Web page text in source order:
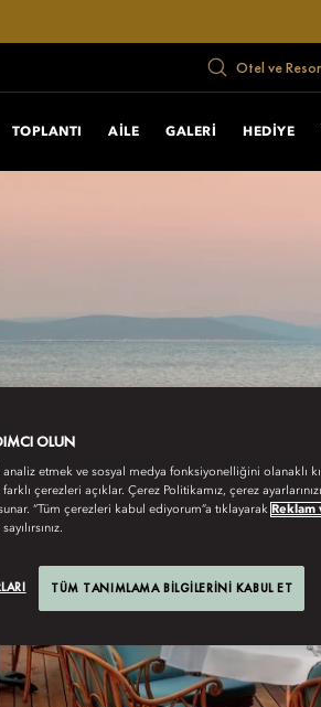
Otel ve
TOPLANTI AILE GALERI HEDIYE
OLUN
etmek ve sosyal medya fonksiyonelliğini olanaklı
çerezleri açıklar. Çerez Politikamız, çerez ayarlarınızı
“Tüm çerezleri kabul ediyorum”a tıklayarak Reklam
TÜM TANIMLAMA BILGILERINI KABUL ET